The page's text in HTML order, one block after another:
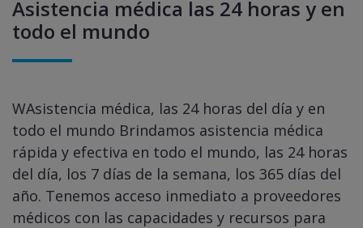
Asistencia médica las 24 horas y en
todo el mundo
WAsistencia médica, las 24 horas del día y en
todo el mundo Brindamos asistencia médica
rápida y efectiva en todo el mundo, las 24 horas
del día, los 7 días de la semana, los 365 días del
año. Tenemos acceso inmediato a proveedores
médicos con las capacidades y recursos para